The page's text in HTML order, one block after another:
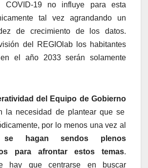
COVID-19 no influye para esta
tal vez agrandando un
de crecimiento de los datos.
del REGIOlab los habitantes
el año 2033 serán solamente
del Equipo de Gobierno
la necesidad de plantear que se
por lo menos una vez al
hagan sendos plenos
para afrontar estos temas.
hay que centrarse en buscar